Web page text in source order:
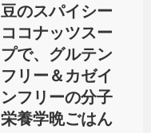
豆のスパイシー
ココナッツスー
プで、グルテン
フリー＆カゼイ
ンフリーの分子
栄養学晩ごはん